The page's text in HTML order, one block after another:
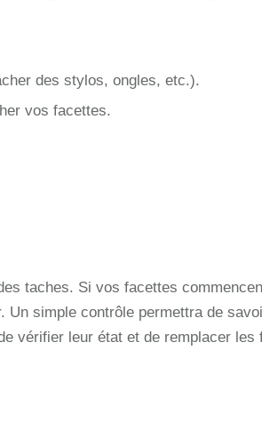
des stylos, ongles, etc.).
vos facettes.
taches. Si vos facettes
Un simple contrôle permettra de
vérifier leur état et de remplacer les